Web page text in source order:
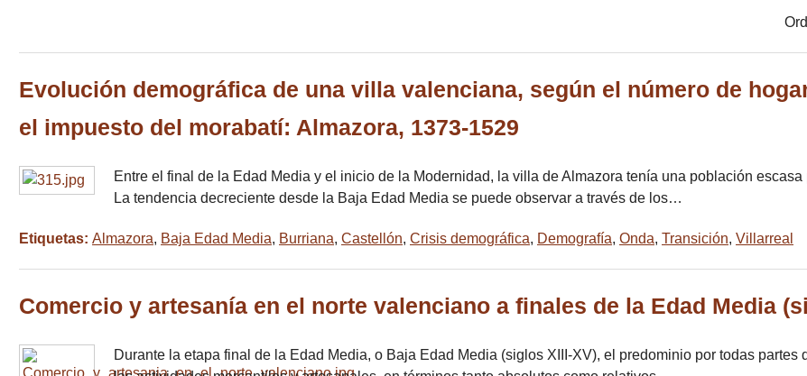
Evolución demográfica de una villa valenciana, según el número de
el impuesto del morabatí: Almazora, 1373-1529
Entre el final de la Edad Media y el inicio de la Modernidad, la villa de Almazora tenía una población
La tendencia decreciente desde la Baja Edad Media se puede observar a través de los…
Etiquetas: Almazora, Baja Edad Media, Burriana, Castellón, Crisis demográfica, Demografía, Onda, Transición, Villarreal
Comercio y artesanía en el norte valenciano a finales de la Edad Media
Durante la etapa final de la Edad Media, o Baja Edad Media (siglos XIII-XV), el predominio por todas